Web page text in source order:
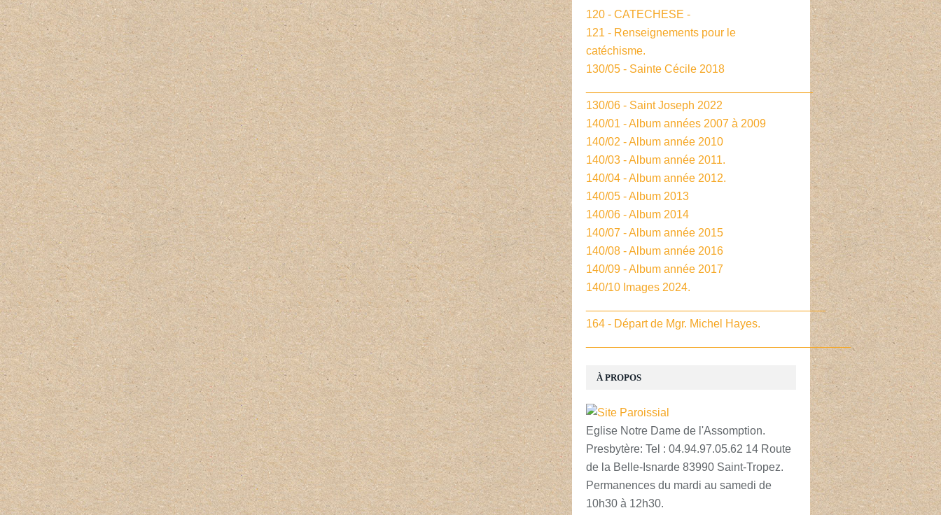
À PROPOS
Eglise Notre Dame de l'Assomption.
Presbytère: Tel : 04.94.97.05.62 14 Route
de la Belle-Isnarde 83990 Saint-Tropez.
Permanences du mardi au samedi de
10h30 à 12h30.
120 - CATECHESE -
121 - Renseignements pour le
catéchisme.
130/05 - Sainte Cécile 2018
____________________________________
130/06 - Saint Joseph 2022
140/01 - Album années 2007 à 2009
140/02 - Album année 2010
140/03 - Album année 2011.
140/04 - Album année 2012.
140/05 - Album 2013
140/06 - Album 2014
140/07 - Album année 2015
140/08 - Album année 2016
140/09 - Album année 2017
140/10 Images 2024.
______________________________________
164 - Départ de Mgr. Michel Hayes.
__________________________________________